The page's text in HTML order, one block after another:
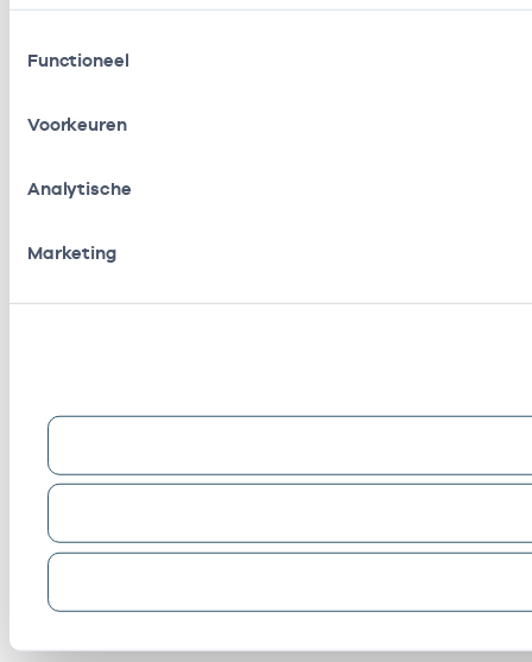
Functioneel
Voorkeuren
Analytische
Marketing